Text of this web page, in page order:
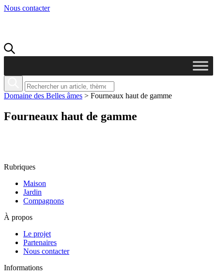
Nous contacter
Domaine des Belles âmes > Fourneaux haut de gamme
Fourneaux haut de gamme
Rubriques
Maison
Jardin
Compagnons
À propos
Le projet
Partenaires
Nous contacter
Informations